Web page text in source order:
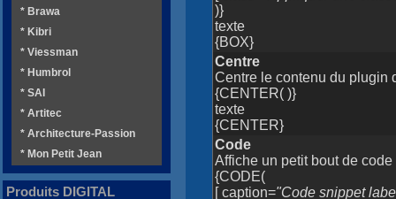
)}
texte
{BOX}
Centre
Centre le contenu du plugin
{CENTER( )}
texte
{CENTER}
Code
Affiche un petit bout de code
{CODE(
[ caption="Code snippet
* Brawa
* Kibri
* Viessman
* Humbrol
* SAI
* Artitec
* Architecture-Passion
* Mon Petit Jean
Produits DIGITAL